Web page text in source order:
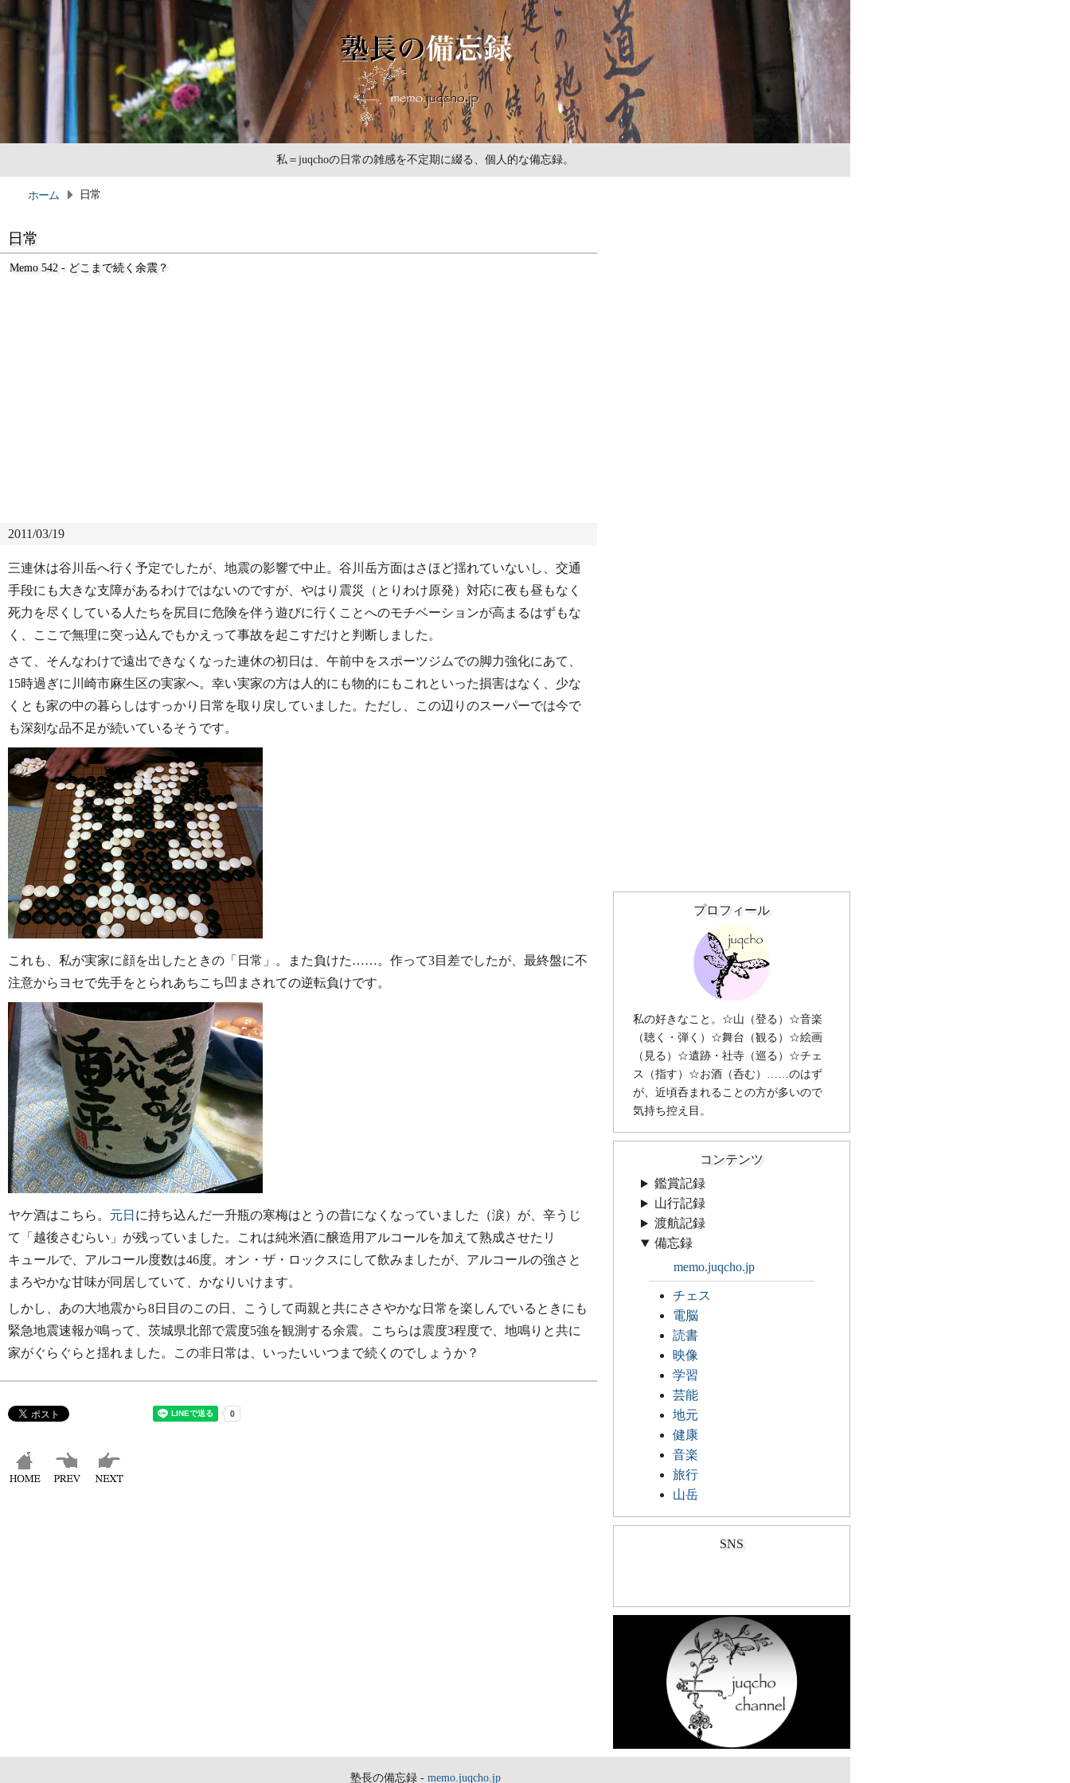
私＝juqchoの日常の雑感を不定期に綴る、個人的な備忘録。
ホーム 日常
日常
Memo 542 - どこまで続く余震？
2011/03/19
三連休は谷川岳へ行く予定でしたが、地震の影響で中止。谷川岳方面はさほど揺れていないし、交通
手段にも大きな支障があるわけではないのですが、やはり震災（とりわけ原発）対応に夜も昼もなく
死力を尽くしている人たちを尻目に危険を伴う遊びに行くことへのモチベーションが高まるはずもな
く、ここで無理に突っ込んでもかえって事故を起こすだけと判断しました。
さて、そんなわけで遠出できなくなった連休の初日は、午前中をスポーツジムでの脚力強化にあて、
15時過ぎに川崎市麻生区の実家へ。幸い実家の方は人的にも物的にもこれといった損害はなく、少な
くとも家の中の暮らしはすっかり日常を取り戻していました。ただし、この辺りのスーパーでは今で
も深刻な品不足が続いているそうです。
これも、私が実家に顔を出したときの「日常」。また負けた……。作って3目差でしたが、最終盤に不
注意からヨセで先手をとられあちこち凹まされての逆転負けです。
ヤケ酒はこちら。 元日 に持ち込んだ一升瓶の寒梅はとうの昔になくなっていました（涙）が、辛うじ
て「越後さむらい」が残っていました。これは純米酒に醸造用アルコールを加えて熟成させたリ
キュールで、アルコール度数は46度。オン・ザ・ロックスにして飲みましたが、アルコールの強さと
まろやかな甘味が同居していて、かなりいけます。
しかし、あの大地震から8日目のこの日、こうして両親と共にささやかな日常を楽しんでいるときにも
緊急地震速報が鳴って、茨城県北部で震度5強を観測する余震。こちらは震度3程度で、地鳴りと共に
家がぐらぐらと揺れました。この非日常は、いったいいつまで続くのでしょうか？
プロフィール
私の好きなこと。☆山（登る）☆音楽
（聴く・弾く）☆舞台（観る）☆絵画
（見る）☆遺跡・社寺（巡る）☆チェ
ス（指す）☆お酒（呑む）……のはず
が、近頃呑まれることの方が多いので
気持ち控え目。
コンテンツ
鑑賞記録
山行記録
渡航記録
備忘録
memo.juqcho.jp
チェス
電脳
読書
映像
学習
芸能
地元
健康
音楽
旅行
山岳
SNS
Play
塾長の備忘録 - memo.juqcho.jp